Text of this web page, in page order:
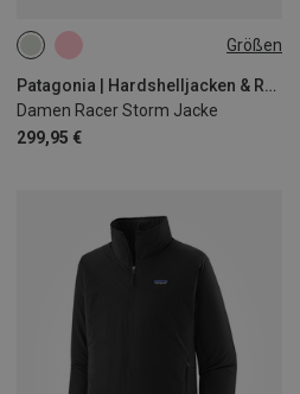
Größen
Patagonia | Hardshelljacken & Regenjacken
Damen Racer Storm Jacke
299,95 €
XS S